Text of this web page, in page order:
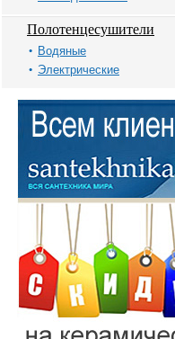
Полотенцесушители
Водяные
Электрические